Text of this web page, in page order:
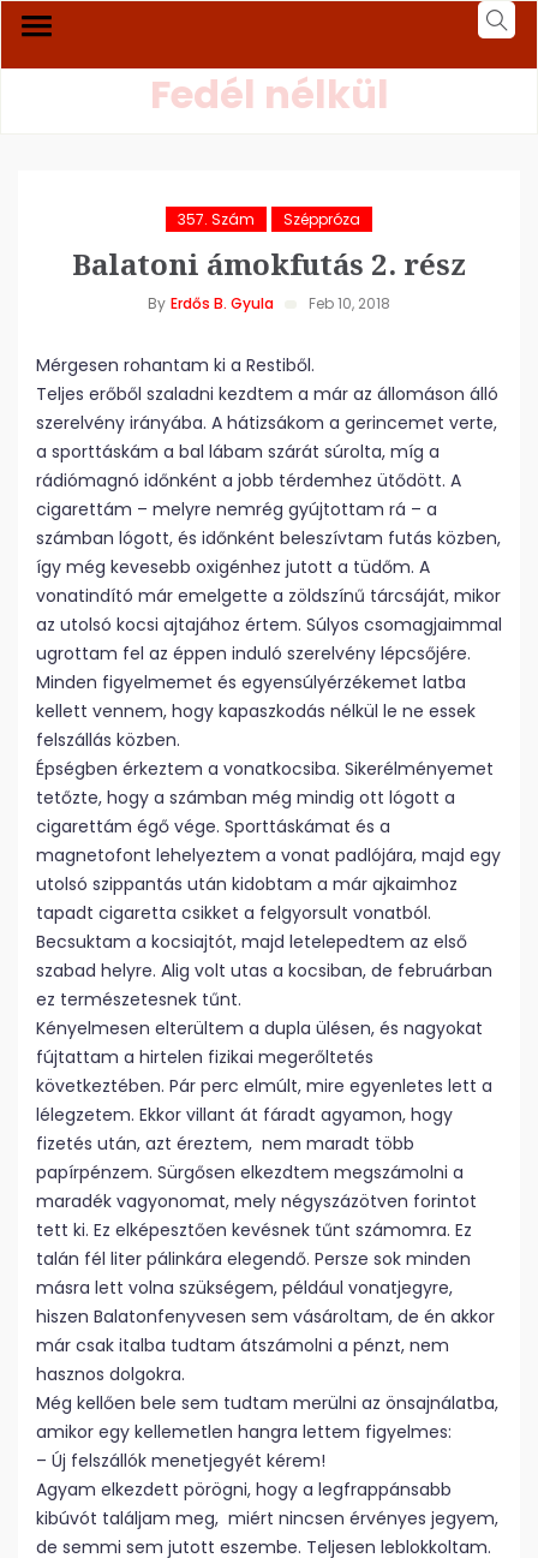
Fedél nélkül
357. Szám Széppróza
Balatoni ámokfutás 2. rész
By Erdős B. Gyula Feb 10, 2018
Mérgesen rohantam ki a Restiből.
Teljes erőből szaladni kezdtem a már az állomáson álló
szerelvény irányába. A hátizsákom a gerincemet verte,
a sporttáskám a bal lábam szárát súrolta, míg a
rádiómagnó időnként a jobb térdemhez ütődött. A
cigarettám – melyre nemrég gyújtottam rá – a
számban lógott, és időnként beleszívtam futás közben,
így még kevesebb oxigénhez jutott a tüdőm. A
vonatindító már emelgette a zöldszínű tárcsáját, mikor
az utolsó kocsi ajtajához értem. Súlyos csomagjaimmal
ugrottam fel az éppen induló szerelvény lépcsőjére.
Minden figyelmemet és egyensúlyérzékemet latba
kellett vennem, hogy kapaszkodás nélkül le ne essek
felszállás közben.
Épségben érkeztem a vonatkocsiba. Sikerélményemet
tetőzte, hogy a számban még mindig ott lógott a
cigarettám égő vége. Sporttáskámat és a
magnetofont lehelyeztem a vonat padlójára, majd egy
utolsó szippantás után kidobtam a már ajkaimhoz
tapadt cigaretta csikket a felgyorsult vonatból.
Becsuktam a kocsiajtót, majd letelepedtem az első
szabad helyre. Alig volt utas a kocsiban, de februárban
ez természetesnek tűnt.
Kényelmesen elterültem a dupla ülésen, és nagyokat
fújtattam a hirtelen fizikai megerőltetés
következtében. Pár perc elmúlt, mire egyenletes lett a
lélegzetem. Ekkor villant át fáradt agyamon, hogy
fizetés után, azt éreztem, nem maradt több
papírpénzem. Sürgősen elkezdtem megszámolni a
maradék vagyonomat, mely négyszázötven forintot
tett ki. Ez elképesztően kevésnek tűnt számomra. Ez
talán fél liter pálinkára elegendő. Persze sok minden
másra lett volna szükségem, például vonatjegyre,
hiszen Balatonfenyvesen sem vásároltam, de én akkor
már csak italba tudtam átszámolni a pénzt, nem
hasznos dolgokra.
Még kellően bele sem tudtam merülni az önsajnálatba,
amikor egy kellemetlen hangra lettem figyelmes:
– Új felszállók menetjegyét kérem!
Agyam elkezdett pörögni, hogy a legfrappánsabb
kibúvót találjam meg, miért nincsen érvényes jegyem,
de semmi sem jutott eszembe. Teljesen leblokkoltam.